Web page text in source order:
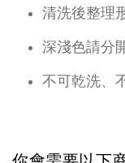
清洗後整理
深淺色請分
不可乾洗、